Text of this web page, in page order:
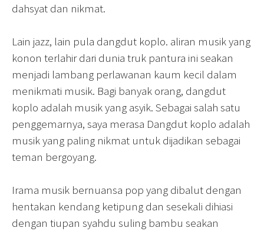
dahsyat dan nikmat.
Lain jazz, lain pula dangdut koplo. aliran musik yang
konon terlahir dari dunia truk pantura ini seakan
menjadi lambang perlawanan kaum kecil dalam
menikmati musik. Bagi banyak orang, dangdut
koplo adalah musik yang asyik. Sebagai salah satu
penggemarnya, saya merasa Dangdut koplo adalah
musik yang paling nikmat untuk dijadikan sebagai
teman bergoyang.
Irama musik bernuansa pop yang dibalut dengan
hentakan kendang ketipung dan sesekali dihiasi
dengan tiupan syahdu suling bambu seakan